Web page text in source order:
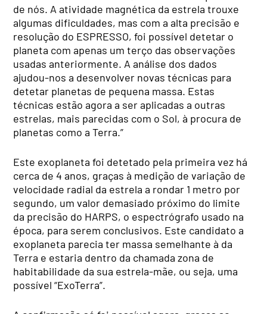
de nós. A atividade magnética da estrela trouxe
algumas dificuldades, mas com a alta precisão e
resolução do ESPRESSO, foi possível detetar o
planeta com apenas um terço das observações
usadas anteriormente. A análise dos dados
ajudou-nos a desenvolver novas técnicas para
detetar planetas de pequena massa. Estas
técnicas estão agora a ser aplicadas a outras
estrelas, mais parecidas com o Sol, à procura de
planetas como a Terra.”
Este exoplaneta foi detetado pela primeira vez há
cerca de 4 anos, graças à medição de variação de
velocidade radial da estrela a rondar 1 metro por
segundo, um valor demasiado próximo do limite
da precisão do HARPS, o espectrógrafo usado na
época, para serem conclusivos. Este candidato a
exoplaneta parecia ter massa semelhante à da
Terra e estaria dentro da chamada zona de
habitabilidade da sua estrela-mãe, ou seja, uma
possível “ExoTerra”.